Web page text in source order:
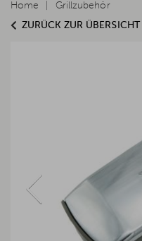
ZURÜCK ZUR ÜBERSICHT
Home Grillzubehör